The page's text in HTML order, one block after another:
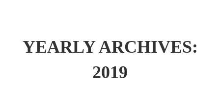
YEARLY ARCHIVES:
2019